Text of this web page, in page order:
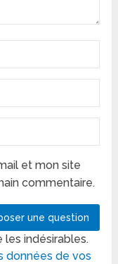
et mon site
commentaire.
les indésirables.
données de vos